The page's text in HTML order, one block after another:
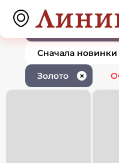
Ювелирные
1
По популярности
Сначала новинки
Золото ✕